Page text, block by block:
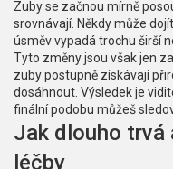
Zuby se začnou mírně
srovnávají. Někdy může
úsměv vypadá trochu širší
Tyto změny jsou však jen
zuby postupně získávají
dosáhnout. Výsledek je
finální podobu můžeš
Jak dlouho trvá
léčby